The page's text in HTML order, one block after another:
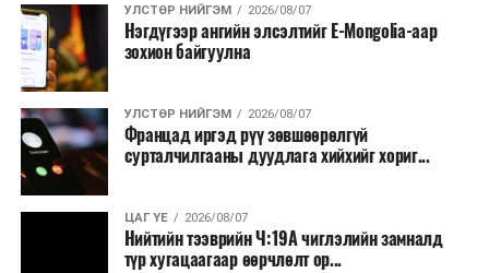
УЛСТӨР НИЙГЭМ 2026/08/07
Нэгдүгээр ангийн элсэлтийг E-Mongolia-аар
зохион байгуулна
УЛСТӨР НИЙГЭМ 2026/08/07
Францад иргэд рүү зөвшөөрөлгүй
сурталчилгааны дуудлага хийхийг хориг...
ЦАГ ҮЕ 2026/08/07
Нийтийн тээврийн Ч:19А чиглэлийн замналд
түр хугацаагаар өөрчлөлт ор...